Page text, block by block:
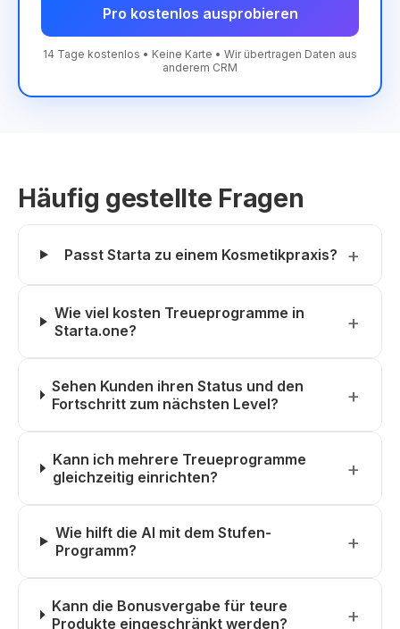
Pro kostenlos ausprobieren
14 Tage kostenlos • Keine Karte • Wir übertragen Daten aus
anderem CRM
Häufig gestellte Fragen
Passt Starta zu einem Kosmetikpraxis?
Wie viel kosten Treueprogramme in
Starta.one?
Sehen Kunden ihren Status und den
Fortschritt zum nächsten Level?
Kann ich mehrere Treueprogramme
gleichzeitig einrichten?
Wie hilft die AI mit dem Stufen-
Programm?
Kann die Bonusvergabe für teure
Produkte eingeschränkt werden?